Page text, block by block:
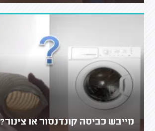
מייבש כביסה קונדנסור או צינור?